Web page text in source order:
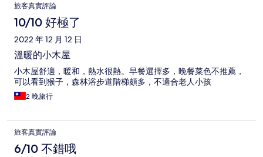
旅客真實評論
10/10 好極了
2022 年 12 月 12 日
溫暖的小木屋
小木屋舒適，暖和，熱水很熱。早餐選擇多，晚餐菜色不推薦，
可以看到猴子，森林浴步道階梯頗多，不適合老人小孩
2 晚旅行
旅客真實評論
6/10 不錯哦